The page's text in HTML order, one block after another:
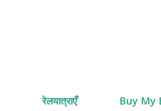
रेलयात्राएँ Buy My